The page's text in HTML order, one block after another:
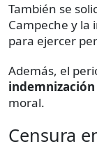
También se
Campeche y la
para ejercer
Además, el
indemnización
moral.
Censura